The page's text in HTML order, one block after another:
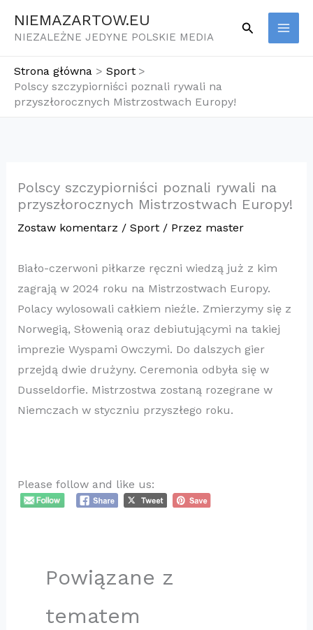
NIEMAZARTOW.EU
NIEZALEŻNE JEDYNE POLSKIE MEDIA
Szukaj
Strona główna
Sport
Polscy szczypiorniści poznali rywali na
przyszłorocznych Mistrzostwach Europy!
Polscy szczypiorniści poznali rywali na
przyszłorocznych Mistrzostwach Europy!
Zostaw komentarz / Sport/ Przez master
Biało-czerwoni piłkarze ręczni wiedzą już z kim
zagrają w 2024 roku na Mistrzostwach Europy.
Polacy wylosowali całkiem nieźle. Zmierzymy się z
Norwegią, Słowenią oraz debiutującymi na takiej
imprezie Wyspami Owczymi. Do dalszych gier
przejdą dwie drużyny. Ceremonia odbyła się w
Dusseldorfie. Mistrzostwa zostaną rozegrane w
Niemczach w styczniu przyszłego roku.
Please follow and like us:
Powiązane z
tematem